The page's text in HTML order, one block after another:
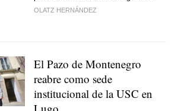
OLATZ HERNÁNDEZ
El Pazo de Montenegro
reabre como sede
institucional de la USC en